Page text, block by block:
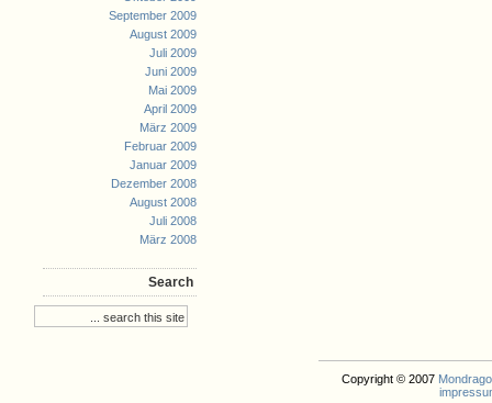
September 2009
August 2009
Juli 2009
Juni 2009
Mai 2009
April 2009
März 2009
Februar 2009
Januar 2009
Dezember 2008
August 2008
Juli 2008
März 2008
Search
Copyright © 2007